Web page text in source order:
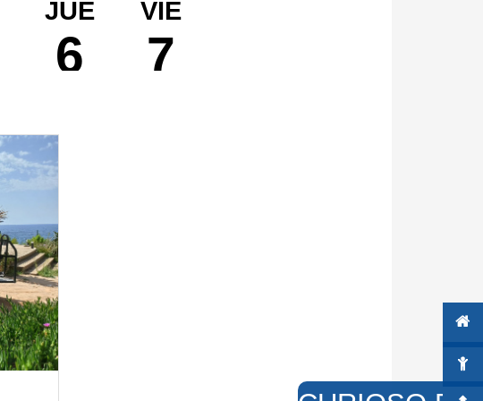
JUE
6
VIE
7